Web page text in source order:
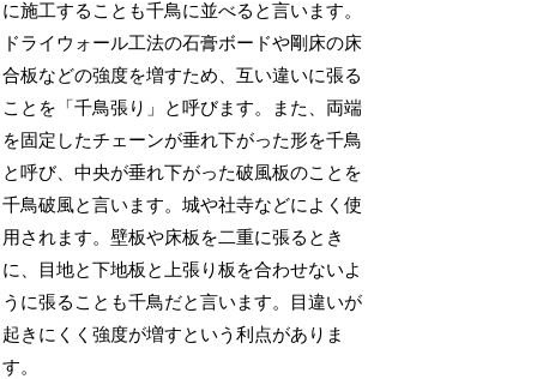
に施工することも千鳥に並べると言います。
ドライウォール工法の石膏ボードや剛床の床
合板などの強度を増すため、互い違いに張る
ことを「千鳥張り」と呼びます。また、両端
を固定したチェーンが垂れ下がった形を千鳥
と呼び、中央が垂れ下がった破風板のことを
千鳥破風と言います。城や社寺などによく使
用されます。壁板や床板を二重に張るとき
に、目地と下地板と上張り板を合わせないよ
うに張ることも千鳥だと言います。目違いが
起きにくく強度が増すという利点がありま
す。